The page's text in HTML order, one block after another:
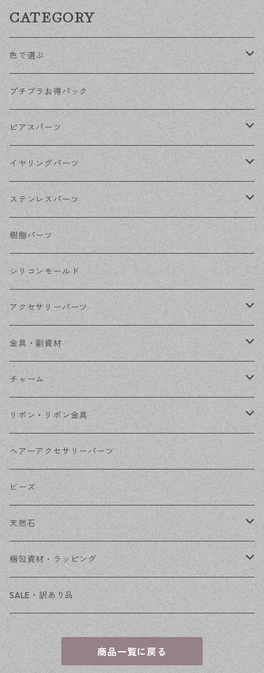
CATEGORY
色で選ぶ
KCゴールド
ゴールド
シルバー
ホワイトシルバー
ステンレス・シルバー
ステンレス・ゴールド
プチプラお得パック
ピアスパーツ
ポストピアス
フックピアス
その他ピアス
イヤリングパーツ
ネジばねイヤリング
クリップイヤリング
ノンホールピアス
ステンレスパーツ
ステンレスピアス
ステンレスイヤリング
ステンレスチェーン
ステンレス金具
樹脂パーツ
シリコンモールド
アクセサリーパーツ
デザイン丸カン
フレーム
コネクター
その他
金具・副資材
丸カン
ピン類
花座・ビーズキャップ
チェーン
その他
チャーム
金属
アクリル・プラ
ファーボール
リボン・リボン金具
リボン
リボン金具
ヘアーアクセサリーパーツ
ビーズ
天然石
穴あき
穴なし
梱包資材・ラッピング
発送ボックス
アクセサリー台紙
OPP袋
SALE・訳あり品
商品一覧に戻る